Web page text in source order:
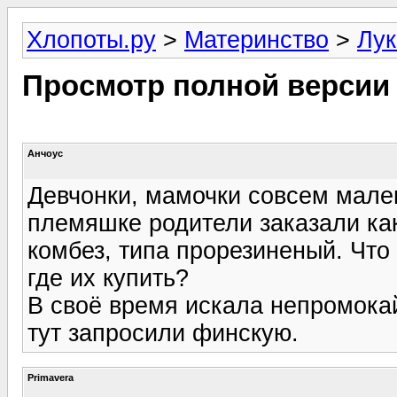
Хлопоты.ру > Материнство >
Просмотр полной
Анчоус
Девчонки, мамочки совсем
племяшке родители заказали
комбез, типа прорезиненый.
где их купить?
В своё время искала
тут запросили финскую.
Primavera